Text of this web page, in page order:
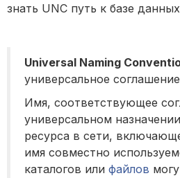
знать UNC путь к базе
Universal Naming
универсальное
Имя, соответствующее
универсальном
ресурса в сети,
имя совместно
каталогов или файлов